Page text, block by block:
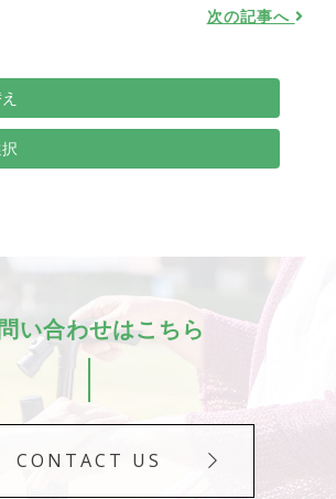
次の記事へ
い合わせはこちら
CONTACT US